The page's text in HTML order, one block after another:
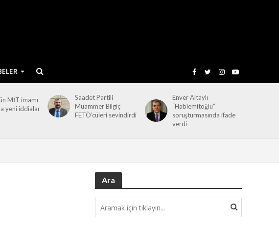
MİT imamı
yeni iddialar
Saadet Partili
Muammer Bilgiç
FETÖ’cüleri sevindirdi
Enver Altaylı
“Hablemitoğlu”
soruşturmasında ifade
verdi
Ara